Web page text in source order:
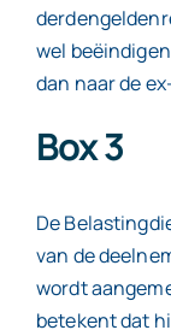
wel
dan naar de
Box 3
De
van de
wordt
betekent dat